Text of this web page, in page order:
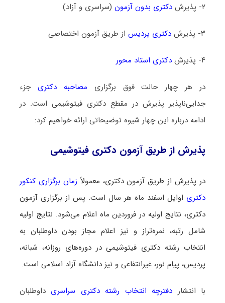
۲- پذیرش دکتری بدون آزمون(سراسری و آزاد)
۳- پذیرش دکتری پردیساز طریق آزمون اختصاصی
۴- پذیرش دکتری استاد محور
در هر چهار حالت فوق برگزاری مصاحبه دکتری جزء
جدایی‌ناپذیر پذیرش در مقطع دکتری فیتوشیمی است. در
ادامه درباره این چهار شیوه توضیحاتی ارائه خواهیم کرد:
پذیرش از طریق آزمون دکتری فیتوشیمی
در پذیرش از طریق آزمون دکتری، معمولاً زمان برگزاری کنکور
دکتری اوایل اسفند ماه هر سال است. پس از برگزاری آزمون
دکتری، نتایج اولیه در فروردین ماه اعلام می‌شود. نتایج اولیه
شامل رتبه، نمره‌تراز و نیز اعلام مجاز بودن داوطلبان به
انتخاب رشته دکتری فیتوشیمی در دوره‌های روزانه، شبانه،
پردیس، پیام نور، غیرانتفاعی و نیز دانشگاه آزاد اسلامی است.
با انتشار دفترچه انتخاب رشته دکتری سراسری داوطلبان